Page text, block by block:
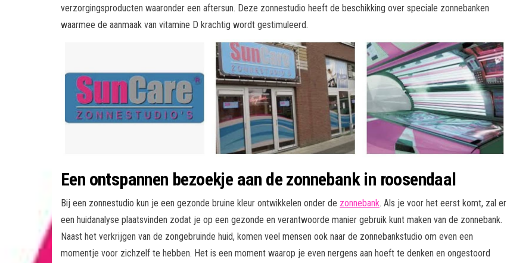
verzorgingsproducten waaronder een aftersun. Deze zonnestudio heeft de beschikking over speciale zonnebanken
waarmee de aanmaak van vitamine D krachtig wordt gestimuleerd.
Een ontspannen bezoekje aan de zonnebank in roosendaal
Bij een zonnestudio kun je een gezonde bruine kleur ontwikkelen onder de zonnebank. Als je voor het eerst komt, zal er
een huidanalyse plaatsvinden zodat je op een gezonde en verantwoorde manier gebruik kunt maken van de zonnebank.
Naast het verkrijgen van de zongebruinde huid, komen veel mensen ook naar de zonnebankstudio om even een
momentje voor zichzelf te hebben. Het is een moment waarop je even nergens aan hoeft te denken en ongestoord